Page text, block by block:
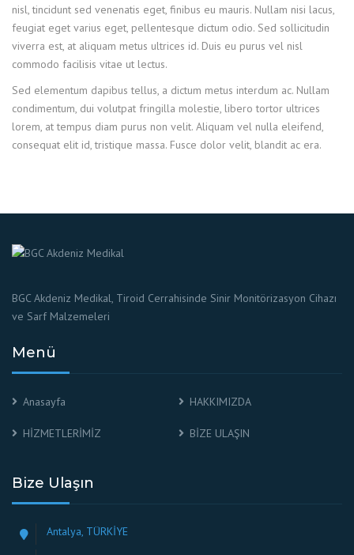
nisl, tincidunt sed venenatis eget, finibus eu mauris. Nullam nisi lacus,
feugiat eget varius eget, pellentesque dictum odio. Sed sollicitudin
viverra est, at aliquam metus ultrices id. Duis eu purus vel nisl
commodo facilisis vitae ut lectus.
Sed elementum dapibus tellus, a dictum metus interdum ac. Nullam
condimentum, dui volutpat fringilla molestie, libero tortor ultrices
lorem, at tempus diam purus non velit. Aliquam vel nulla eleifend,
consequat elit id, tristique massa. Fusce dolor velit, blandit ac era.
BGC Akdeniz Medikal, Tiroid Cerrahisinde Sinir Monitörizasyon Cihazı
ve Sarf Malzemeleri
Menü
Anasayfa HAKKIMIZDA
HİZMETLERİMİZ BİZE ULAŞIN
Bize Ulaşın
Antalya, TÜRKİYE